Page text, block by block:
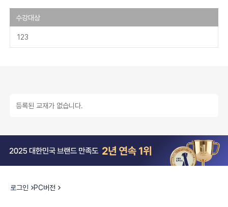
수강대상
123
등록된 교재가 없습니다.
로그인 PC버전